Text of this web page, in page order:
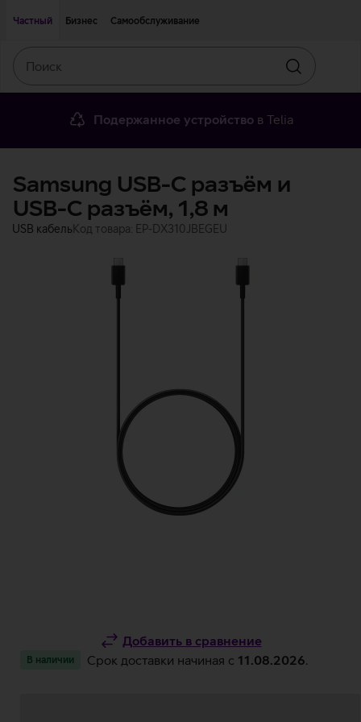
Частный
Бизнес Самообслуживание
Искать
Подержанное устройство в Telia
Samsung USB-C разъём и
USB-C разъём, 1,8 м
USB кабель Код товара: EP-DX310JBEGEU
Добавить в сравнение
В наличии Срок доставки начиная c 11.08.2026